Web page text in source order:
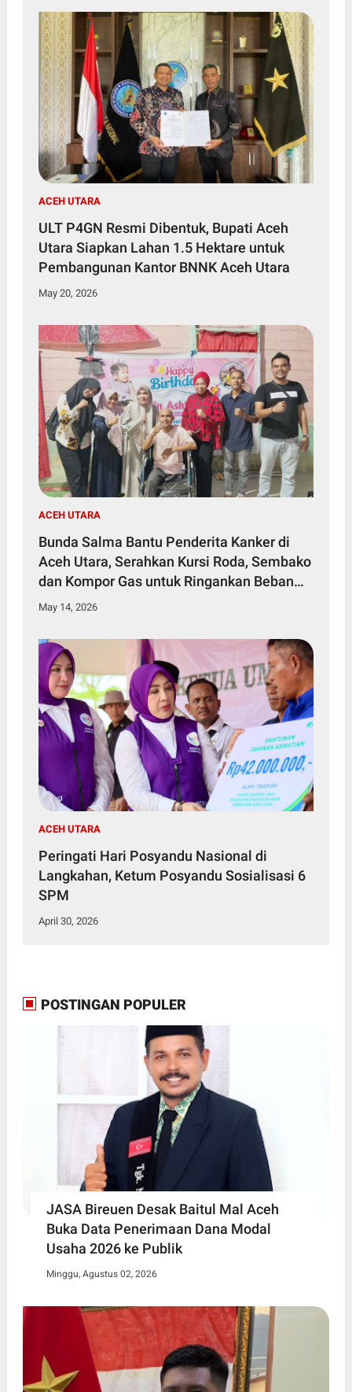
ACEH UTARA
ULT P4GN Resmi Dibentuk, Bupati Aceh
Utara Siapkan Lahan 1.5 Hektare untuk
Pembangunan Kantor BNNK Aceh Utara
May 20, 2026
ACEH UTARA
Bunda Salma Bantu Penderita Kanker di
Aceh Utara, Serahkan Kursi Roda, Sembako
dan Kompor Gas untuk Ringankan Beban
Keluarga
May 14, 2026
ACEH UTARA
Peringati Hari Posyandu Nasional di
Langkahan, Ketum Posyandu Sosialisasi 6
SPM
April 30, 2026
POSTINGAN POPULER
JASA Bireuen Desak Baitul Mal Aceh
Buka Data Penerimaan Dana Modal
Usaha 2026 ke Publik
Minggu, Agustus 02, 2026